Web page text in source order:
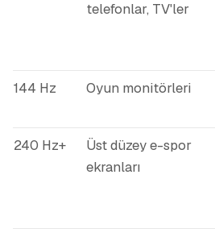
telefonlar, TV'ler
144 Hz
Oyun monitörleri
240 Hz+
Üst düzey e-spor
ekranları